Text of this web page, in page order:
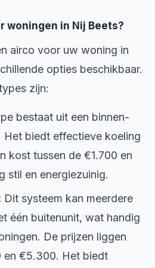
woningen in Nij Beets?
airco voor uw woning in
opties beschikbaar.
zijn:
bestaat uit een binnen-
Het biedt effectieve koeling
kost tussen de €1.700 en
stil en energiezuinig.
Dit systeem kan meerdere
één buitenunit, wat handig
De prijzen liggen
en €5.300. Het biedt